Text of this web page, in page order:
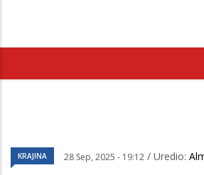
KRAJINA 28 Sep, 2025 - 19:12 / Uredio: